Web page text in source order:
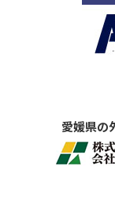
愛媛県の